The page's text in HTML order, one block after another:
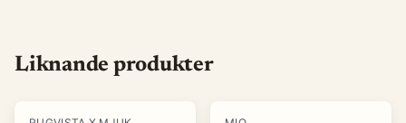
Liknande produkter
-15% -40%